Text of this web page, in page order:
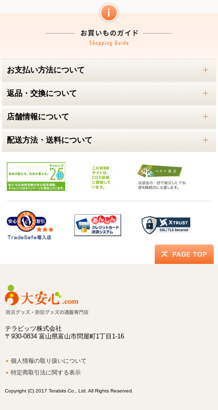
お支払い方法について
返品・交換について
店舗情報について
配送方法・送料について
テラビッツ株式会社
〒930-0834 富山県富山市問屋町1丁目1-16
個人情報の取り扱いについて
特定商取引法に関する表示
Copyright (C) 2017 Terabits Co., Ltd. All Rights Reserved.